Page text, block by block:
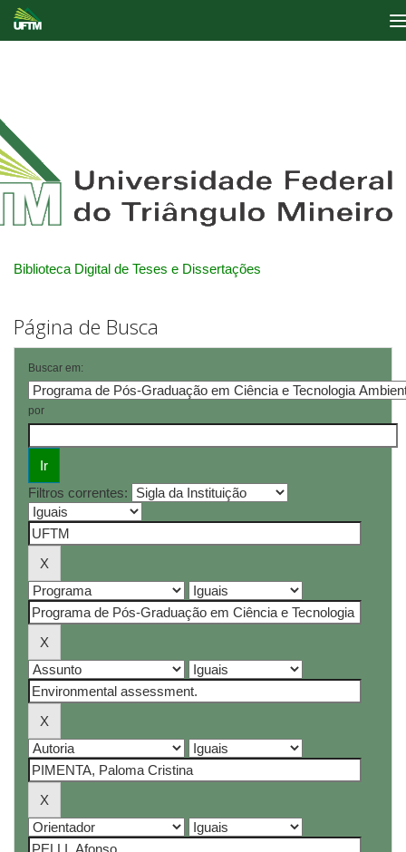
Biblioteca Digital de Teses e Dissertações
Página de Busca
Buscar em:
por
Filtros correntes: